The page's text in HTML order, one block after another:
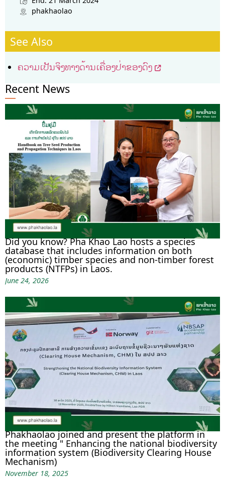
phakhaolao
See Also
ຄວາມເປັນຈິງທາງດ້ານເຄື່ອງປ່າຂອງດົງ
Recent News
Did you know? Pha Khao Lao hosts a species
database that includes information on both
(economic) timber species and non-timber forest
products (NTFPs) in Laos.
June 24, 2026
Phakhaolao joined and present the platform in
the meeting " Enhancing the national biodiversity
information system (Biodiversity Clearing House
Mechanism)
November 18, 2025